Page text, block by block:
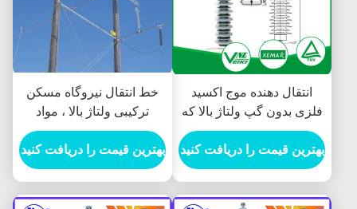
انتقال دهنده موج اکسید
فلزی بدون گپ ولتاژ بالا که
در خط انتقال استفاده می
شود
بهترین قیمت را دریافت کنید
خط انتقال نیروگاه مسکن
ترکیبی ولتاژ بالا ، مواد
لاستیکی سیلیکون
بهترین قیمت را دریافت کنید